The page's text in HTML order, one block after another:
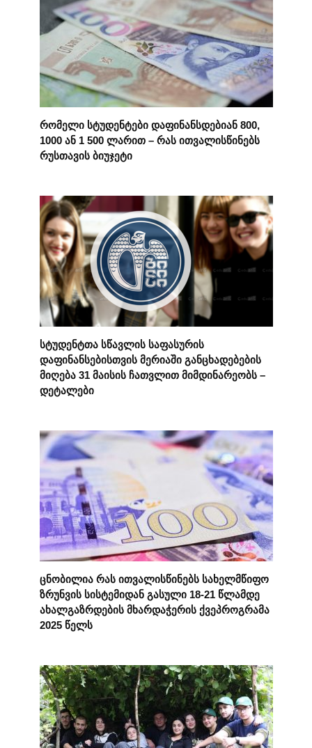
რომელი სტუდენტები დაფინანსდებიან 800,
1000 ან 1 500 ლარით – რას ითვალისწინებს
რუსთავის ბიუჯეტი
სტუდენტთა სწავლის საფასურის
დაფინანსებისთვის მერიაში განცხადებების
მიღება 31 მაისის ჩათვლით მიმდინარეობს –
დეტალები
ცნობილია რას ითვალისწინებს სახელმწიფო
ზრუნვის სისტემიდან გასული 18-21 წლამდე
ახალგაზრდების მხარდაჭერის ქვეპროგრამა
2025 წელს